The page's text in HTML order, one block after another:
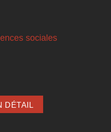
sociales
DÉTAIL